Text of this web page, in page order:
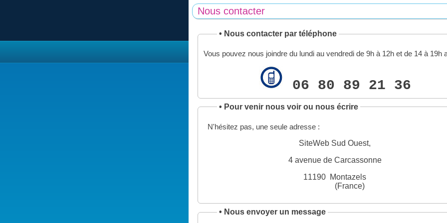
Nous contacter
• Nous contacter par téléphone
Vous pouvez nous joindre du lundi au vendredi de 9h à 12h et de 14 à 19h
06 80 89 21 36
• Pour venir nous voir ou nous écrire
N'hésitez pas, une seule adresse :
SiteWeb Sud Ouest,
4 avenue de Carcassonne
11190 Montazels
(France)
• Nous envoyer un message